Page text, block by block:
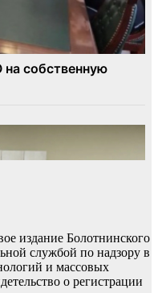
издание Болотнинского
службой по надзору в
и массовых
о регистрации